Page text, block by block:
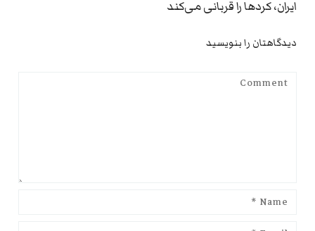
ایران، کردها را قربانی می‌کند
دیدگاهتان را بنویسید